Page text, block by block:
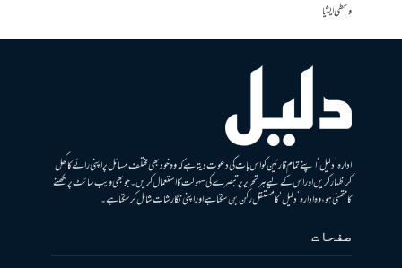
وسطی ایشیا
ادارہ ’دلیل‘ اپنے تمام قارئین کو اس بات کی دعوت دیتا ہے کہ وہ خود بھی مختلف مسائل پر اپنی رائے کا کھل
کر اظہار کریں اور اس کے لیے ہر تحریر پر تبصرے کی سہولت کا استعمال کریں۔ جو بھی ویب سائٹ پر لکھنے
کا متمنی ہو، وہ ادارہ ’دلیل‘ کا مستقل رکن بن سکتا ہے اور اپنی نگارشات شامل کرسکتا ہے۔
صفحات